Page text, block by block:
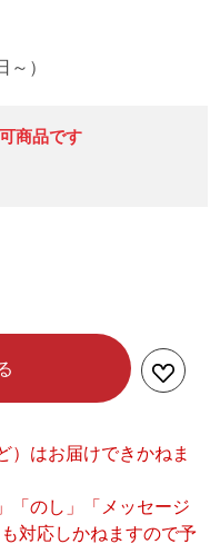
～）
商品です
）はお届けできかねま
「のし」「メッセージ
対応しかねますので予